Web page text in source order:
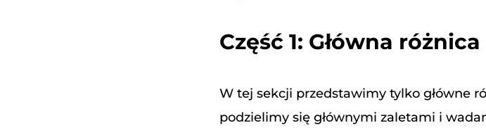
Część 1: Główna różnica
W tej sekcji przedstawimy tylko główne
podzielimy się głównymi zaletami i